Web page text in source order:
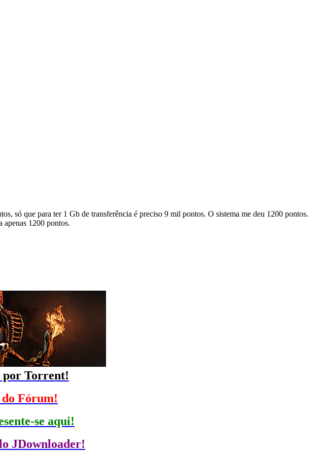
só que para ter 1 Gb de transferência é preciso 9 mil pontos. O sistema me deu 1200 pontos.
apenas 1200 pontos.
por Torrent!
do Fórum!
se aqui!
JDownloader!